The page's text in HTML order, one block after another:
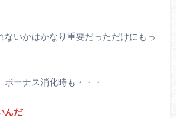
ないかはかなり重要だっただけにもっ
ーナス消化時も・・・
んだ